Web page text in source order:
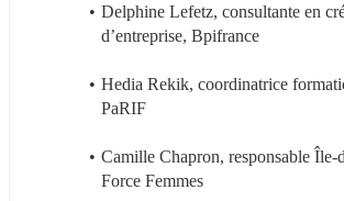
Delphine Lefetz, consultante en
d’entreprise, Bpifrance
Hedia Rekik, coordinatrice
PaRIF
Camille Chapron, responsable Île-
Force Femmes